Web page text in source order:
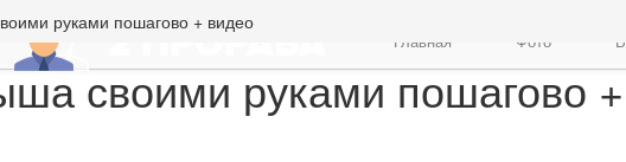
Главная Фото
руками пошагово + видео
своими руками пошагово +